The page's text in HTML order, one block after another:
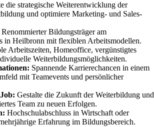
die strategische Weiterentwicklung der
und optimiere Marketing- und Sales-
Renommierter Bildungsträger am
in Heilbronn mit flexiblen Arbeitsmodellen.
Arbeitszeiten, Homeoffice, vergünstigtes
Weiterbildungsmöglichkeiten.
Spannende Karrierechancen in einem
mit Teamevents und persönlicher
Gestalte die Zukunft der Weiterbildung und
Team zu neuen Erfolgen.
Hochschulabschluss in Wirtschaft oder
Erfahrung im Bildungsbereich.